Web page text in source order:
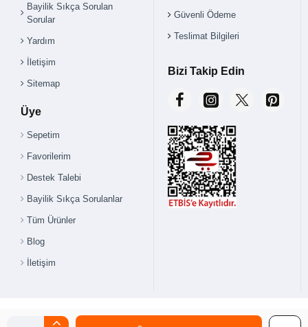
Bayilik Sıkça Sorulan
Sorular
Yardım
İletişim
Sitemap
Üye
Sepetim
Favorilerim
Destek Talebi
Bayilik Sıkça Sorulanlar
Tüm Ürünler
Blog
İletişim
Güvenli Ödeme
Teslimat Bilgileri
Bizi Takip Edin